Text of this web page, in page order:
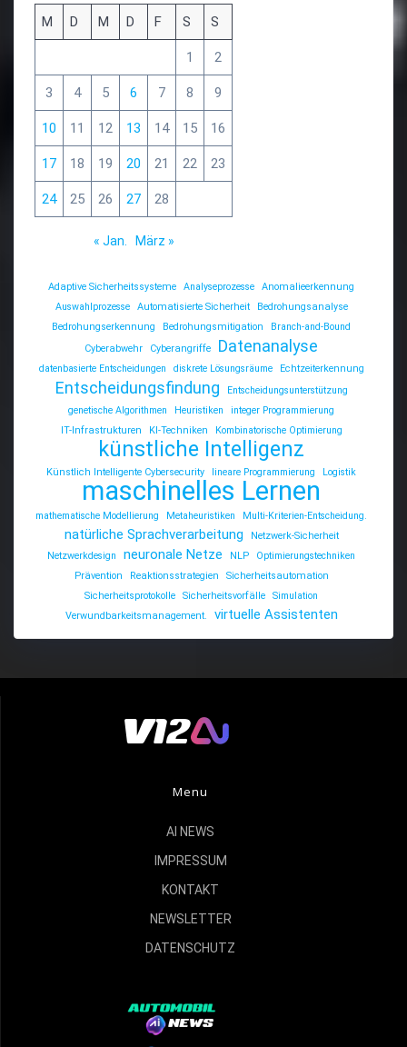
M D M D F S S
1 2
3 4 5 6 7 8 9
10 11 12 13 14 15 16
17 18 19 20 21 22 23
24 25 26 27 28
« Jan. März »
Adaptive Sicherheitssysteme Analyseprozesse
Anomalieerkennung
Auswahlprozesse
Automatisierte Sicherheit
Bedrohungsanalyse
Bedrohungserkennung
Bedrohungsmitigation
Branch-and-Bound
Cyberabwehr
Cyberangriffe Datenanalyse
datenbasierte Entscheidungen diskrete Lösungsräume Echtzeiterkennung
Entscheidungsfindung
Entscheidungsunterstützung
genetische Algorithmen
Heuristiken
integer Programmierung
IT-Infrastrukturen
KI-Techniken Kombinatorische Optimierung
künstliche Intelligenz
Künstlich Intelligente Cybersecurity lineare Programmierung Logistik
maschinelles Lernen
mathematische Modellierung Metaheuristiken Multi-Kriterien-Entscheidung.
natürliche Sprachverarbeitung
Netzwerk-Sicherheit
Netzwerkdesign
neuronale Netze NLP
Optimierungstechniken
Prävention
Reaktionsstrategien
Sicherheitsautomation
Sicherheitsprotokolle
Sicherheitsvorfälle
Simulation
Verwundbarkeitsmanagement.
virtuelle Assistenten
Menu
AI NEWS
IMPRESSUM
KONTAKT
NEWSLETTER
DATENSCHUTZ